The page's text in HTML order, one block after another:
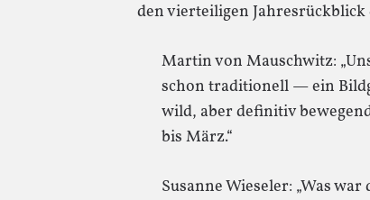
den vierteiligen Jahresrückblick
Martin von Mauschwitz:
schon traditionell — ein
wild, aber definitiv
bis März.“
Susanne Wieseler: „Was